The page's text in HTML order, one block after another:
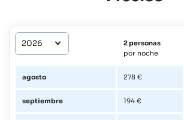
2 personas
por noche
agosto 278 €
septiembre 194 €